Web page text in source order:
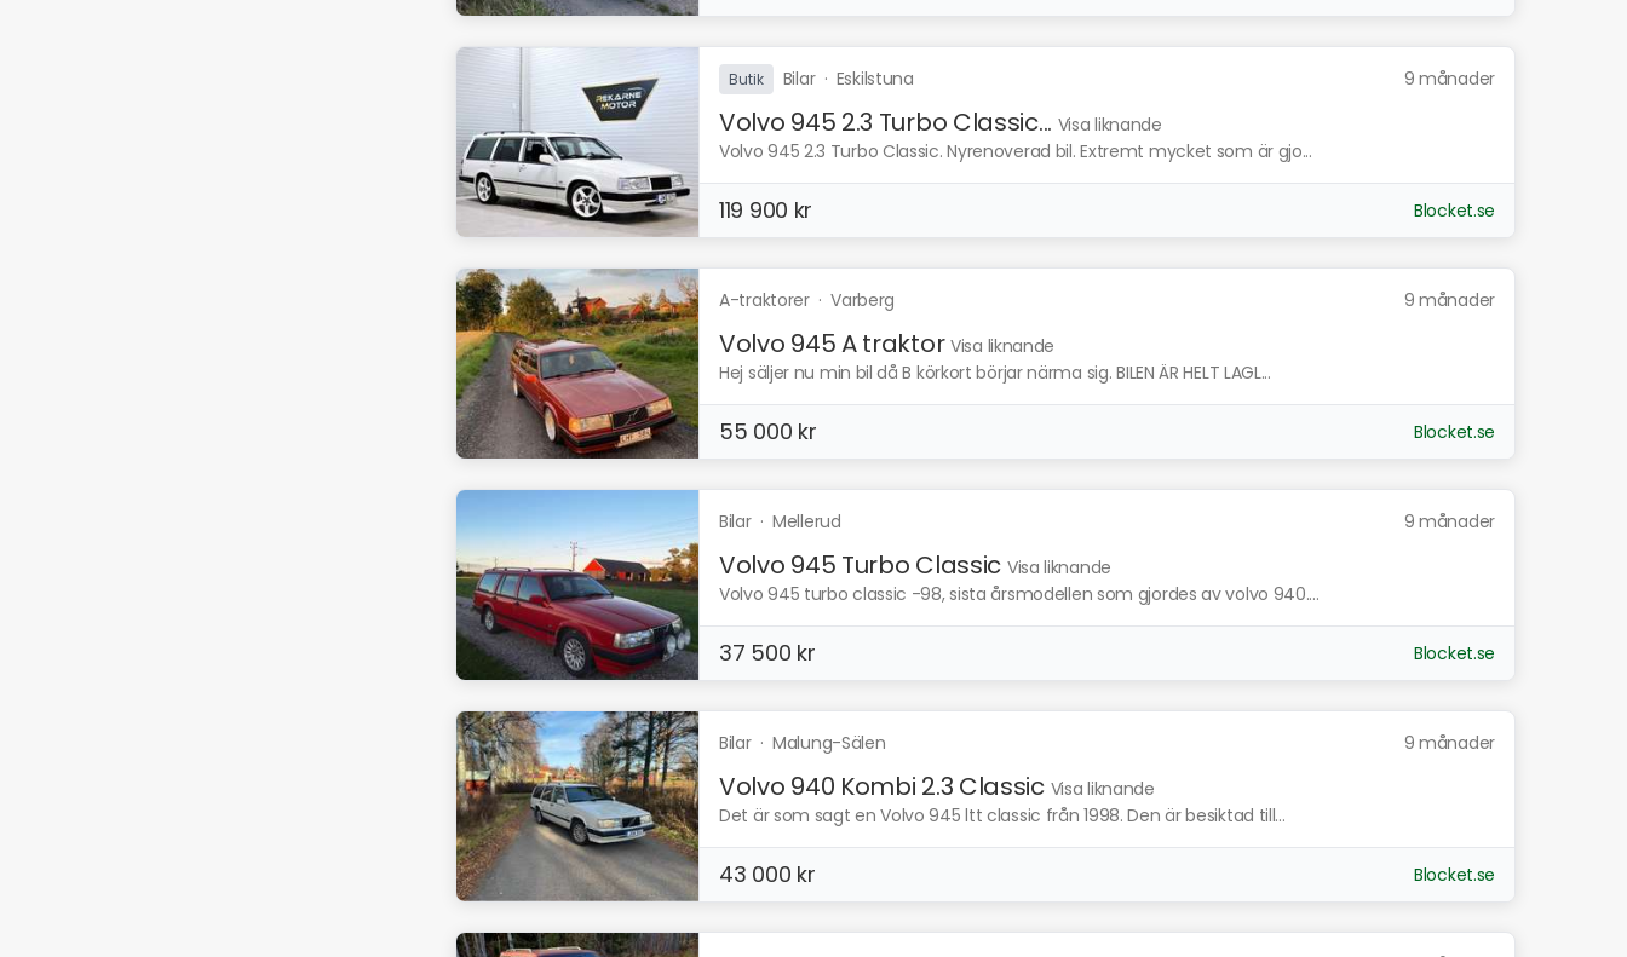
Butik Bilar· Eskilstuna 9 månader
Volvo 945 2.3 Turbo Classic... Visa liknande
Volvo 945 2.3 Turbo Classic. Nyrenoverad bil. Extremt mycket som är gjo...
119 900 kr Blocket.se
A-traktorer·Varberg 9 månader
Volvo 945 A traktor Visa liknande
Hej säljer nu min bil då B körkort börjar närma sig. BILEN ÄR HELT LAGL...
55 000 kr Blocket.se
Bilar· Mellerud 9 månader
Volvo 945 Turbo Classic Visa liknande
Volvo 945 turbo classic -98, sista årsmodellen som gjordes av volvo 940....
37 500 kr Blocket.se
Bilar· Malung-Sälen 9 månader
Volvo 940 Kombi 2.3 Classic Visa liknande
Det är som sagt en Volvo 945 ltt classic från 1998. Den är besiktad till...
43 000 kr Blocket.se